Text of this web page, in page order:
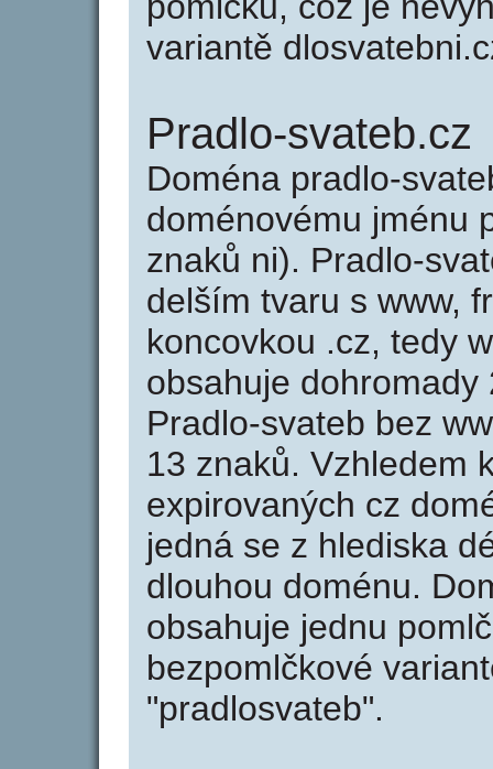
variantě
Pradlo-svateb.cz
Doména pradlo-
doménovému jménu
znaků ni). Pradlo-
delším tvaru s www,
koncovkou .cz, tedy
obsahuje
Pradlo-svateb bez
13 znaků. Vzhledem
expirovaných cz
jedná se z hlediska
dlouhou doménu.
obsahuje jednu
bezpomlčkové
"pradlosvateb".